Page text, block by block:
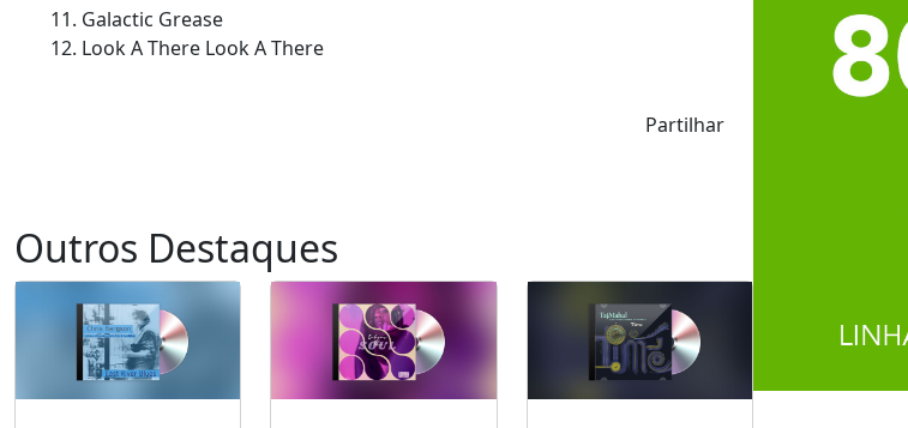
Galactic Grease
Look A There Look A There
Partilhar
Outros Destaques